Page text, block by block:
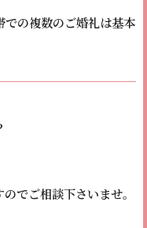
での複数のご婚礼は基本
でご相談下さいませ。